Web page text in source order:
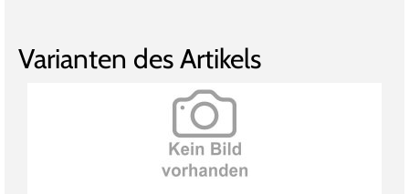
Varianten des Artikels